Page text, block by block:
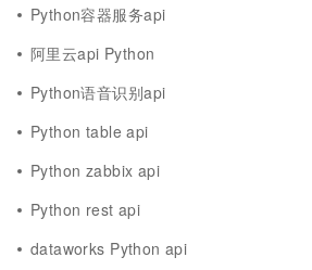
Python容器服务api
阿里云api Python
Python语音识别api
Python table api
Python zabbix api
Python rest api
dataworks Python api